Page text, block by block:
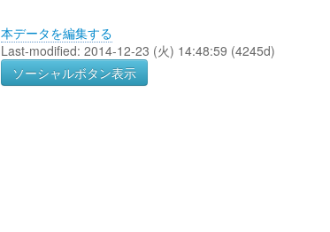
本データを編集する
Last-modified: 2014-12-23 (火) 14:48:59 (4245d)
ソーシャルボタン表示